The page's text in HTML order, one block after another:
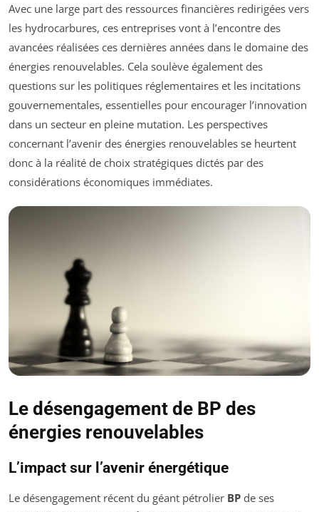
Avec une large part des ressources financières redirigées vers
les hydrocarbures, ces entreprises vont à l’encontre des
avancées réalisées ces dernières années dans le domaine des
énergies renouvelables. Cela soulève également des
questions sur les politiques réglementaires et les incitations
gouvernementales, essentielles pour encourager l’innovation
dans un secteur en pleine mutation. Les perspectives
concernant l’avenir des énergies renouvelables se heurtent
donc à la réalité de choix stratégiques dictés par des
considérations économiques immédiates.
Le désengagement de BP des
énergies renouvelables
L’impact sur l’avenir énergétique
Le désengagement récent du géant pétrolier BP de ses